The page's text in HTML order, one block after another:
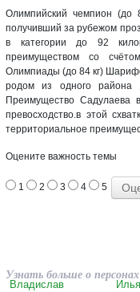
Олимпийский чемпион (до
получивший за рубежом
в категории до 92
преимуществом со
Олимпиады (до 84 кг)
родом из одного района
Преимущество Садулаева
превосходство.в этой
территориальное
Оцените важность темы
1 2 3 4 5
Узнать больше о
Владислав